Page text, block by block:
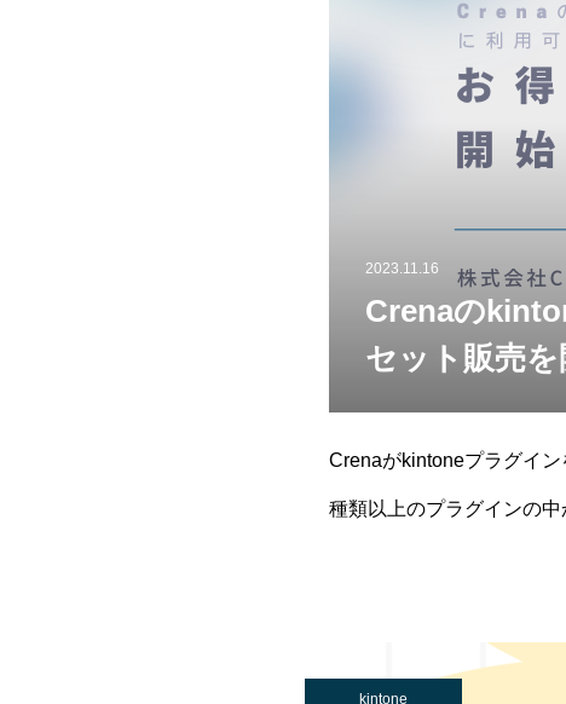
2023.11.16
Crenaの
セット販売を
Crenaがkintoneプラグイ
種類以上のプラグインの
kintone